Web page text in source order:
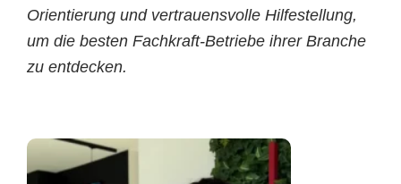
Orientierung und vertrauensvolle Hilfestellung,
um die besten Fachkraft-Betriebe ihrer Branche
zu entdecken.